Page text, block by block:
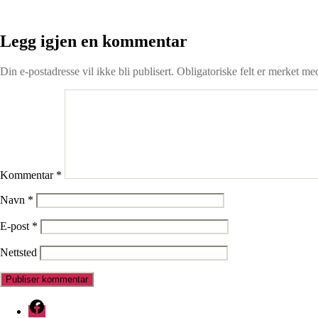
Legg igjen en kommentar
Din e-postadresse vil ikke bli publisert. Obligatoriske felt er merket
Kommentar *
Navn *
E-post *
Nettsted
Facebook